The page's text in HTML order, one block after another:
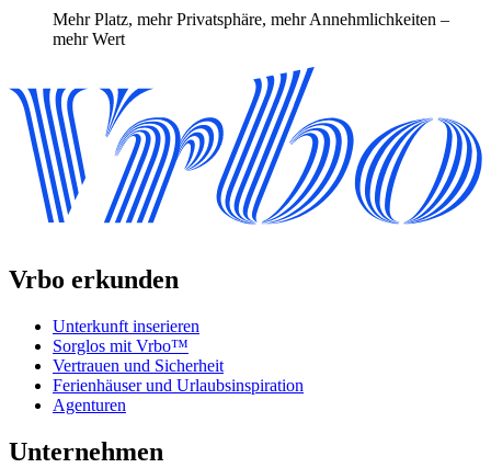
Mehr Platz, mehr Privatsphäre, mehr Annehmlichkeiten –
mehr Wert
Vrbo erkunden
Unterkunft inserieren
Sorglos mit Vrbo™
Vertrauen und Sicherheit
Ferienhäuser und Urlaubsinspiration
Agenturen
Unternehmen